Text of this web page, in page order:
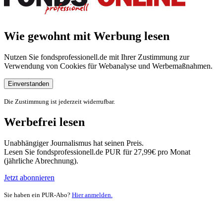
Wie gewohnt mit Werbung lesen
Nutzen Sie fondsprofessionell.de mit Ihrer Zustimmung zur
Verwendung von Cookies für Webanalyse und Werbemaßnahmen.
Einverstanden
Die Zustimmung ist jederzeit widerrufbar.
Werbefrei lesen
Unabhängiger Journalismus hat seinen Preis.
Lesen Sie fondsprofessionell.de PUR für 27,99€ pro Monat
(jährliche Abrechnung).
Jetzt abonnieren
Sie haben ein PUR-Abo? Hier anmelden.